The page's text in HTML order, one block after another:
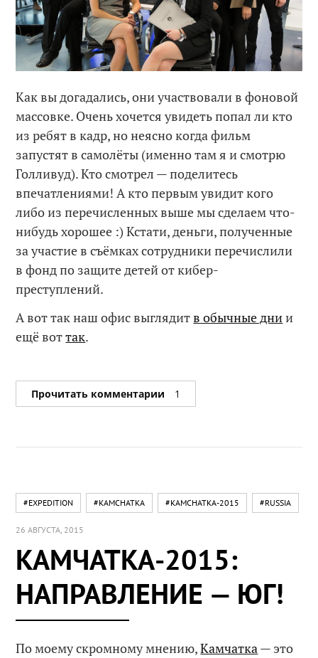
Как вы догадались, они участвовали в фоновой
массовке. Очень хочется увидеть попал ли кто
из ребят в кадр, но неясно когда фильм
запустят в самолёты (именно там я и смотрю
Голливуд). Кто смотрел — поделитесь
впечатлениями! А кто первым увидит кого
либо из перечисленных выше мы сделаем что-
нибудь хорошее :) Кстати, деньги, полученные
за участие в съёмках сотрудники перечислили
в фонд по защите детей от кибер-
преступлений.
А вот так наш офис выглядитв обычные днии
ещё воттак.
Прочитать комментарии 1
#EXPEDITION #KAMCHATKA #KAMCHATKA-2015 #RUSSIA
26 АВГУСТА, 2015
КАМЧАТКА-2015:
НАПРАВЛЕНИЕ — ЮГ!
По моему скромному мнению,Камчатка— это